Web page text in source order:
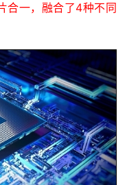
合一，融合了4种不同